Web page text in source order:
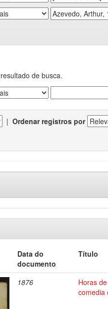
de busca.
| Ordenar registros por
Data do
documento
Título
1876
Horas
comedia